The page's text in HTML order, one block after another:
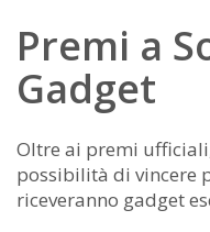
Premi a
Gadget
Oltre ai premi
possibilità di vincere
riceveranno gadget